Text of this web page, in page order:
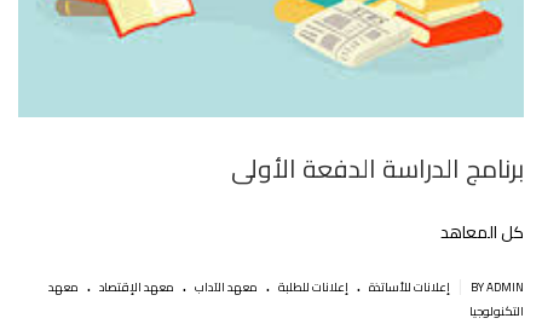
برنامج الدراسة الدفعة الأولى
كل المعاهد
BY ADMIN إعلانات للأساتذة . إعلانات للطلبة . معهد الآداب . معهد الإقتصاد . معهد
التكنولوجيا